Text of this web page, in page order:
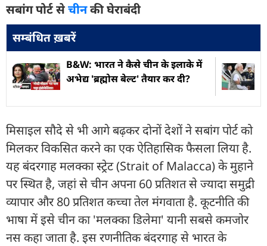
सबांग पोर्ट सेचीनकी घेराबंदी
सम्बंधित ख़बरें
B&W: भारत ने कैसे चीन के इलाके में
अभेद्य 'ब्रह्मोस बेल्ट' तैयार कर दी?
मिसाइल सौदे से भी आगे बढ़कर दोनों देशों ने सबांग पोर्ट को
मिलकर विकसित करने का एक ऐतिहासिक फैसला लिया है.
यह बंदरगाह मलक्का स्ट्रेट (Strait of Malacca) के मुहाने
पर स्थित है, जहां से चीन अपना 60 प्रतिशत से ज्यादा समुद्री
व्यापार और 80 प्रतिशत कच्चा तेल मंगवाता है. कूटनीति की
भाषा में इसे चीन का 'मलक्का डिलेमा' यानी सबसे कमजोर
नस कहा जाता है. इस रणनीतिक बंदरगाह से भारत के